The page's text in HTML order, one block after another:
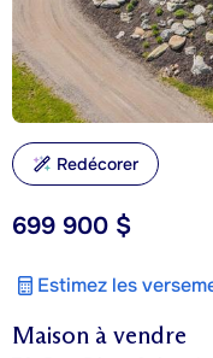
Maison à vendre
699 900 $
Estimez les
Redécorer